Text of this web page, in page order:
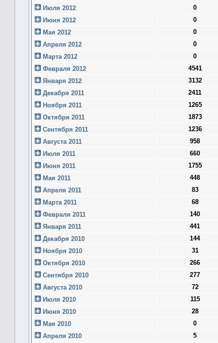
Июля 2012
0
Июня 2012
0
Мая 2012
0
Апреля 2012
0
Марта 2012
0
Февраля 2012
4541
Января 2012
3132
Декабря 2011
2411
Ноября 2011
1265
Октября 2011
1873
Сентября 2011
1236
Августа 2011
958
Июля 2011
660
Июня 2011
1755
Мая 2011
448
Апреля 2011
83
Марта 2011
68
Февраля 2011
140
Января 2011
441
Декабря 2010
144
Ноября 2010
31
Октября 2010
266
Сентября 2010
277
Августа 2010
72
Июля 2010
115
Июня 2010
28
Мая 2010
0
Апреля 2010
5